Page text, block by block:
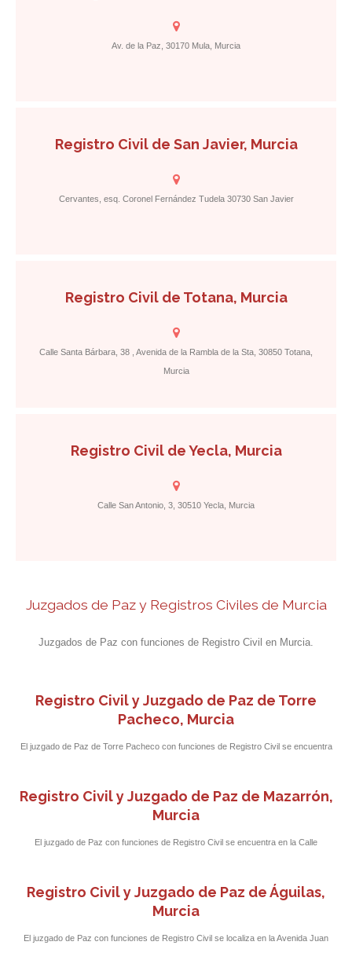
Av. de la Paz, 30170 Mula, Murcia
Registro Civil de San Javier, Murcia
Cervantes, esq. Coronel Fernández Tudela 30730 San Javier
Registro Civil de Totana, Murcia
Calle Santa Bárbara, 38 , Avenida de la Rambla de la Sta, 30850 Totana,
Murcia
Registro Civil de Yecla, Murcia
Calle San Antonio, 3, 30510 Yecla, Murcia
Juzgados de Paz y Registros Civiles de Murcia
Juzgados de Paz con funciones de Registro Civil en Murcia.
Registro Civil y Juzgado de Paz de Torre
Pacheco, Murcia
El juzgado de Paz de Torre Pacheco con funciones de Registro Civil se encuentra
Registro Civil y Juzgado de Paz de Mazarrón,
Murcia
El juzgado de Paz con funciones de Registro Civil se encuentra en la Calle
Registro Civil y Juzgado de Paz de Águilas,
Murcia
El juzgado de Paz con funciones de Registro Civil se localiza en la Avenida Juan